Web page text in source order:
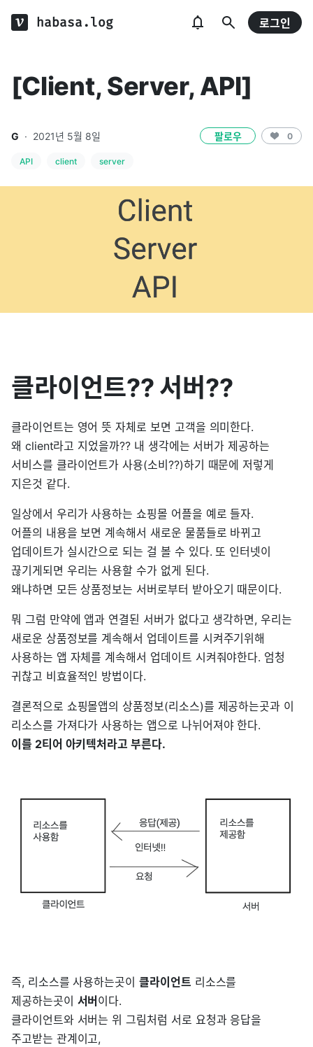
habasa.log 로그인
[Client, Server, API]
G · 2021년 5월 8일 팔로우 0
API client server
클라이언트?? 서버??
클라이언트는 영어 뜻 자체로 보면 고객을 의미한다.
왜 client라고 지었을까?? 내 생각에는 서버가 제공하는
서비스를 클라이언트가 사용(소비??)하기 때문에 저렇게
지은것 같다.
일상에서 우리가 사용하는 쇼핑몰 어플을 예로 들자.
어플의 내용을 보면 계속해서 새로운 물품들로 바뀌고
업데이트가 실시간으로 되는 걸 볼 수 있다. 또 인터넷이
끊기게되면 우리는 사용할 수가 없게 된다.
왜냐하면 모든 상품정보는 서버로부터 받아오기 때문이다.
뭐 그럼 만약에 앱과 연결된 서버가 없다고 생각하면, 우리는
새로운 상품정보를 계속해서 업데이트를 시켜주기위해
사용하는 앱 자체를 계속해서 업데이트 시켜줘야한다. 엄청
귀찮고 비효율적인 방법이다.
결론적으로 쇼핑몰앱의 상품정보(리소스)를 제공하는곳과 이
리소스를 가져다가 사용하는 앱으로 나뉘어져야 한다.
이를 2티어 아키텍처라고 부른다.
즉, 리소스를 사용하는곳이클라이언트 리소스를
제공하는곳이 서버 이다.
클라이언트와 서버는 위 그림처럼 서로 요청과 응답을
주고받는 관계이고,